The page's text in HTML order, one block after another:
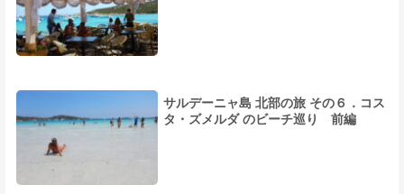
サルデーニャ島 北部の旅 その６．コス
タ・ズメルダ のビーチ巡り 前編